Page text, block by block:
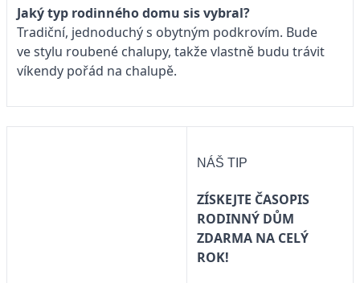
Jaký typ rodinného domu sis vybral?
Tradiční, jednoduchý s obytným podkrovím. Bude
ve stylu roubené chalupy, takže vlastně budu trávit
víkendy pořád na chalupě.
NÁŠ TIP
ZÍSKEJTE ČASOPIS
RODINNÝ DŮM
ZDARMA NA CELÝ
ROK!